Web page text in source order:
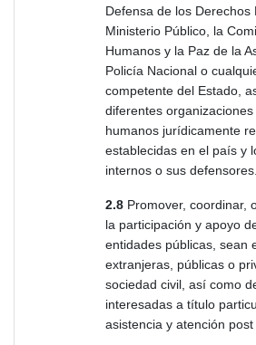
Defensa de los Derechos
Ministerio Público, la
Humanos y la Paz de la
Policía Nacional o
competente del Estado,
diferentes
humanos jurídicamente
establecidas en el país y
internos o sus defensores.
2.8 Promover, coordinar,
la participación y apoyo
entidades públicas, sean
extranjeras, públicas o
sociedad civil, así como
interesadas a título
asistencia y atención post